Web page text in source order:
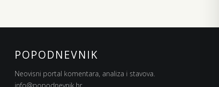
POPODNEVNIK
Neovisni portal komentara, analiza i stavova.
info@popodnevnik.hr